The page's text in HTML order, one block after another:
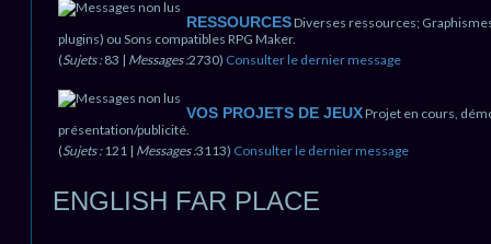
RESSOURCESDiverses ressources;
plugins) ou Sons compatibles RPG Maker.
(Sujets :83 | Messages :2730) Consulter le dernier message
VOS PROJETS DE JEUXProjet en cours,
présentation/publicité.
(Sujets :121 | Messages :3113) Consulter le dernier message
ENGLISH FAR PLACE